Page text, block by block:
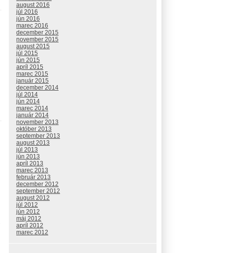
august 2016
júl 2016
jún 2016
marec 2016
december 2015
november 2015
august 2015
júl 2015
jún 2015
apríl 2015
marec 2015
január 2015
december 2014
júl 2014
jún 2014
marec 2014
január 2014
november 2013
október 2013
september 2013
august 2013
júl 2013
jún 2013
apríl 2013
marec 2013
február 2013
december 2012
september 2012
august 2012
júl 2012
jún 2012
máj 2012
apríl 2012
marec 2012